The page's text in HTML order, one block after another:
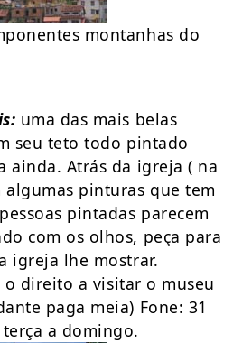
montanhas do
uma das mais belas
seu teto todo pintado
ainda. Atrás da igreja ( na
pinturas que tem
pintadas parecem
com os olhos, peça para
igreja lhe mostrar.
o direito a visitar o museu
paga meia) Fone: 31
a domingo.